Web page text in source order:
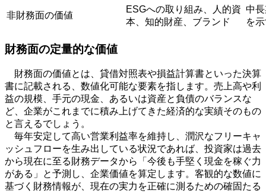
非財務面の価値
ESGへの取り組み、人的資
本、知的財産、ブランド
中
を
財務面の定量的な価値
財務面の価値とは、貸借対照表や損益計算書といった決算
書に記載される、数値化可能な要素を指します。売上高や利
益の規模、手元の現金、あるいは資産と負債のバランスな
ど、企業がこれまでに積み上げてきた経済的な実績そのもの
と言えるでしょう。
毎年安定して高い営業利益率を維持し、潤沢なフリーキャ
ッシュフローを生み出している状況であれば、投資家は過去
から現在に至る財務データから「今後も手堅く現金を稼ぐ力
がある」と予測し、企業価値を算定します。客観的な数値に
基づく財務情報が、現在の実力を正確に測るための確固たる